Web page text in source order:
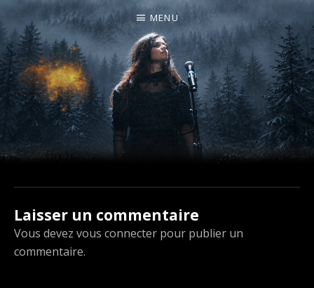
I
L
É
A
LA PLUS CELTIQUE DES AUVERGNATES !
MENU
Laisser un commentaire
Vous devez vous connecter pour publier un
commentaire.